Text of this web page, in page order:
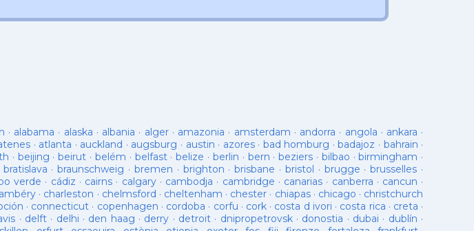
· alabama · alaska · albania · alger· amazonia · amsterdam · andorra · angola · ankara ·
· atlanta · auckland · augsburg · austin · azores· bad homburg ·badajoz · bahrain ·
· beijing ·beirut · belém · belfast·belize · berlin · bern ·beziers · bilbao ·birmingham ·
bratislava ·braunschweig · bremen · brighton ·brisbane · bristol · brugge ·brusselles ·
verde · cádiz · cairns · calgary· cambodja · cambridge · canarias · canberra · cancun ·
· charleston · chelmsford · cheltenham · chester · chiapas· chicago · christchurch
· connecticut · copenhagen · cordoba · corfu · cork · costa d ivori · costa rica · creta ·
· delft· delhi · den haag · derry · detroit· dnipropetrovsk· donostia · dubai · dublín ·